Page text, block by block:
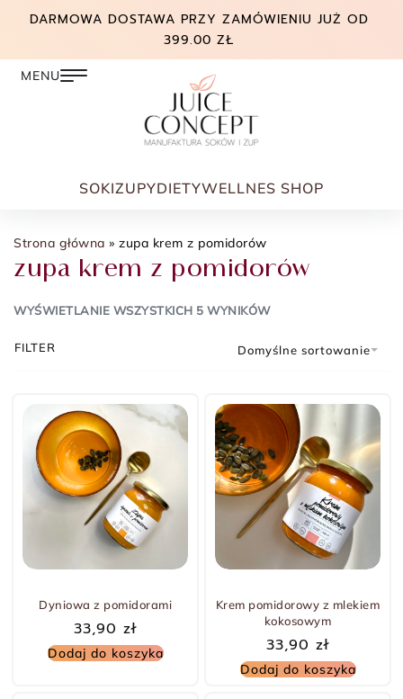
DARMOWA DOSTAWA PRZY ZAMÓWIENIU JUŻ OD
399.00 ZŁ
SOKIZUPYDIETYWELLNES SHOP
Strona główna » zupa krem z pomidorów
zupa krem z pomidorów
WYŚWIETLANIE WSZYSTKICH 5 WYNIKÓW
Domyślne sortowanie
FILTER
Dyniowa z pomidorami
33,90 zł
Dodaj do koszyka
Krem pomidorowy z mlekiem
kokosowym
33,90 zł
Dodaj do koszyka